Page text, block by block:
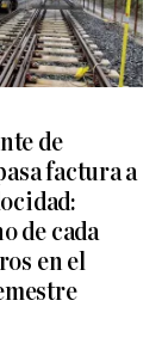
de
factura a
de cada
en el